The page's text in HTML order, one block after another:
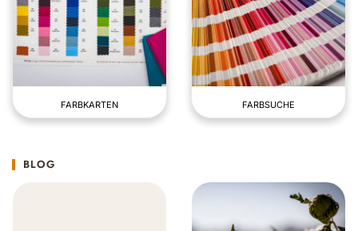
FARBKARTEN FARBSUCHE
BLOG